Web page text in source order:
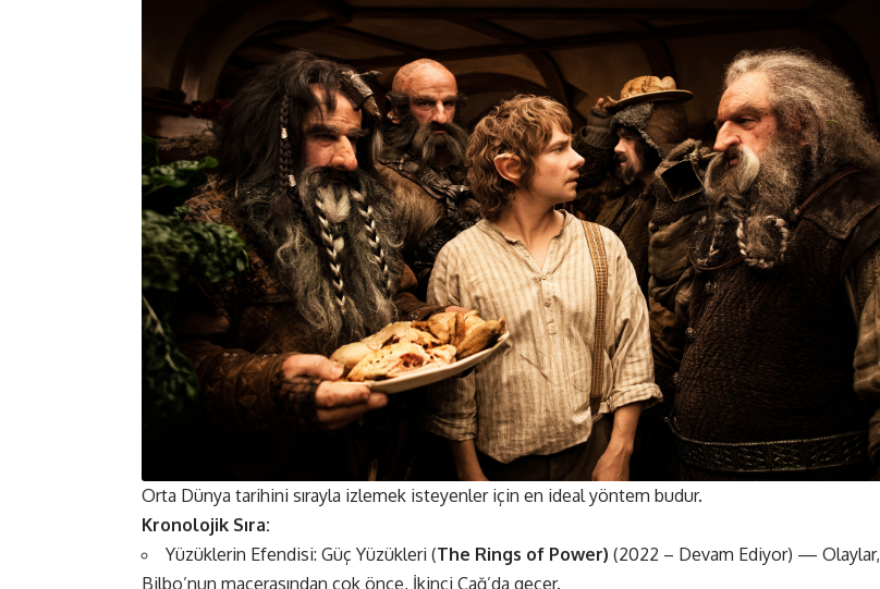
Orta Dünya tarihini sırayla izlemek isteyenler için en ideal yöntem budur.
Kronolojik Sıra:
Yüzüklerin Efendisi: Güç Yüzükleri (The Rings of Power) (2022 – Devam Ediyor) — Olaylar,
Bilbo’nun macerasından çok önce, İkinci Çağ’da geçer.